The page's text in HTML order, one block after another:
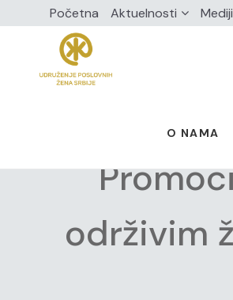
Početna Aktuelnosti Mediji
O NAMA
održivim